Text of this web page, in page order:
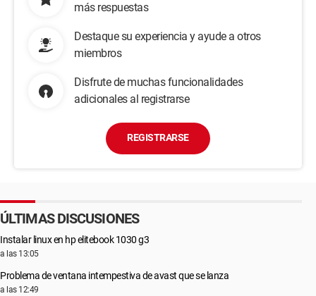
más respuestas
Destaque su experiencia y ayude a otros
miembros
Disfrute de muchas funcionalidades
adicionales al registrarse
REGISTRARSE
ÚLTIMAS DISCUSIONES
Instalar linux en hp elitebook 1030 g3
a las 13:05
Problema de ventana intempestiva de avast que se lanza
a las 12:49